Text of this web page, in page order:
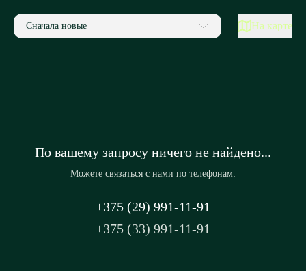
Сначала новые На карте
По вашему запросу ничего не найдено...
Можете связаться с нами по телефонам:
+375 (29) 991-11-91
+375 (33) 991-11-91